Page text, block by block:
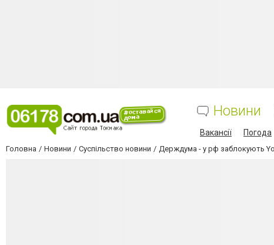
Новини
Вакансії Погода
Головна Новини Суспільство новини Держдума - у рф заблокують